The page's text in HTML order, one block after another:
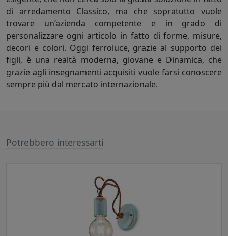
di arredamento Classico, ma che sopratutto vuole
trovare un’azienda competente e in grado di
personalizzare ogni articolo in fatto di forme, misure,
decori e colori. Oggi ferroluce, grazie al supporto dei
figli, è una realtà moderna, giovane e Dinamica, che
grazie agli insegnamenti acquisiti vuole farsi conoscere
sempre più dal mercato internazionale.
Potrebbero interessarti